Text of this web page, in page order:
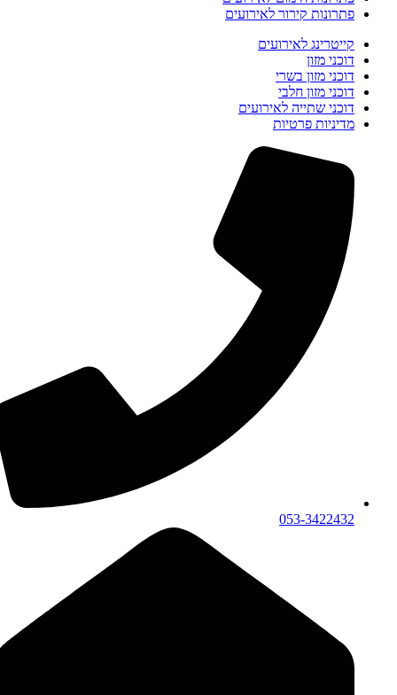
פתרונות קירור לאירועים
קייטרינג לאירועים
דוכני מזון
דוכני מזון בשרי
דוכני מזון חלבי
דוכני שתייה לאירועים
מדיניות פרטיות
053-3422432